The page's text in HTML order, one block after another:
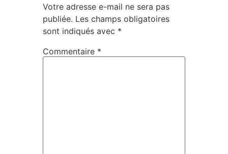
Votre adresse e-mail ne sera pas
publiée. Les champs obligatoires
sont indiqués avec *
Commentaire *